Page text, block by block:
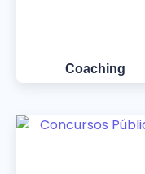
Coaching